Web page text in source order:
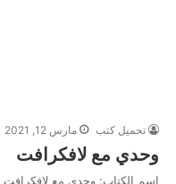
تحميل كتب مارس 12, 2021
وحدي مع لافكرافت
اسم الكتاب: وحدي مع